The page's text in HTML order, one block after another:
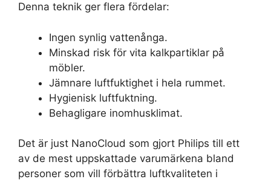
Denna teknik ger flera fördelar:
Ingen synlig vattenånga.
Minskad risk för vita kalkpartiklar på
möbler.
Jämnare luftfuktighet i hela rummet.
Hygienisk luftfuktning.
Behagligare inomhusklimat.
Det är just NanoCloud som gjort Philips till ett
av de mest uppskattade varumärkena bland
personer som vill förbättra luftkvaliteten i